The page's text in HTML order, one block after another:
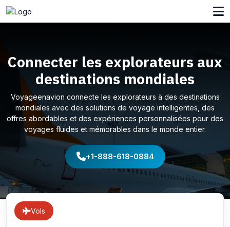
Connecter les explorateurs aux
destinations mondiales
Voyageenavion connecte les explorateurs à des destinations
mondiales avec des solutions de voyage intelligentes, des
offres abordables et des expériences personnalisées pour des
voyages fluides et mémorables dans le monde entier.
+1-888-618-0884
Vols